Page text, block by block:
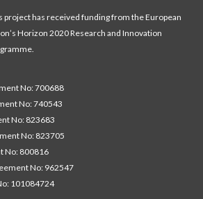
project has received funding from the European
Horizon 2020 Research and Innovation
No: 700688
No: 740543
No: 823683
No: 823705
No: 800816
No: 962547
101084724